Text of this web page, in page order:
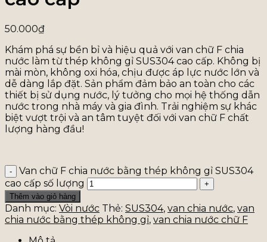
50.000₫
Khám phá sự bền bỉ và hiệu quả với van chữ F chia
nước làm từ thép không gỉ SUS304 cao cấp. Không bị
mài mòn, không oxi hóa, chịu được áp lực nước lớn và
dễ dàng lắp đặt. Sản phẩm đảm bảo an toàn cho các
thiết bị sử dụng nước, lý tưởng cho mọi hệ thống dẫn
nước trong nhà máy và gia đình. Trải nghiệm sự khác
biệt vượt trội và an tâm tuyệt đối với van chữ F chất
lượng hàng đầu!
Van chữ F chia nước bằng thép không gỉ SUS304
cao cấp số lượng
Thêm vào giỏ hàng
Danh mục: Vòi nước Thẻ: SUS304, van chia nước, van
chia nước bằng thép không gỉ, van chia nước chữ F